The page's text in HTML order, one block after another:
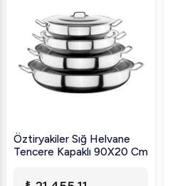
Öztiryakiler Sığ Helvane
Tencere Kapaklı 90X20 Cm